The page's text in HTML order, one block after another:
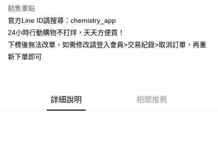
Apple Pay
街口支付
悠遊付
全家取貨付款
銷售重點
官方Line ID請搜尋：chemistry_app
24小時行動購物不打烊，天天方便買！
下標後無法改單，如需修改請登入會員>交易紀錄>取消訂單，再重
新下單即可
詳細說明 相關推薦